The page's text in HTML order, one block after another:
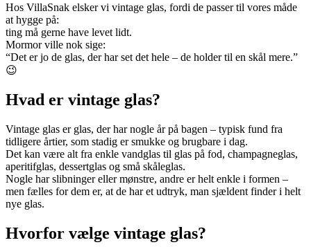
Hos VillaSnak elsker vi vintage glas, fordi de passer til vores måde
at hygge på:
ting må gerne have levet lidt.
Mormor ville nok sige:
“Det er jo de glas, der har set det hele – de holder til en skål mere.”
😉
Hvad er vintage glas?
Vintage glas er glas, der har nogle år på bagen – typisk fund fra
tidligere årtier, som stadig er smukke og brugbare i dag.
Det kan være alt fra enkle vandglas til glas på fod, champagneglas,
aperitifglas, dessertglas og små skåleglas.
Nogle har slibninger eller mønstre, andre er helt enkle i formen –
men fælles for dem er, at de har et udtryk, man sjældent finder i helt
nye glas.
Hvorfor vælge vintage glas?